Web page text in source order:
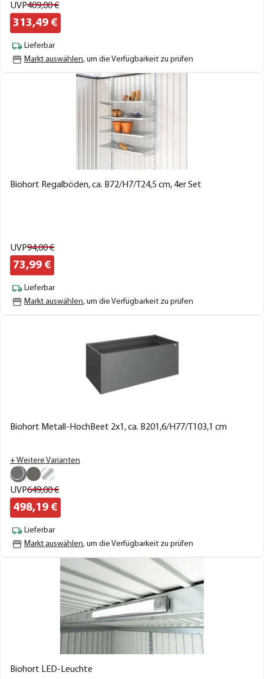
UVP409,00€
313,49 €
Lieferbar
Markt auswählen, um die Verfügbarkeit zu prüfen
Biohort Regalböden, ca. B72/H7/T24,5 cm, 4er Set
UVP94,00€
73,99 €
Lieferbar
Markt auswählen, um die Verfügbarkeit zu prüfen
Biohort Metall-HochBeet 2x1, ca. B201,6/H77/T103,1 cm
+ Weitere Varianten
UVP649,00€
498,19 €
Lieferbar
Markt auswählen, um die Verfügbarkeit zu prüfen
Biohort LED-Leuchte